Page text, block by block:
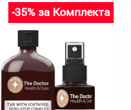
-35% за Комплекта